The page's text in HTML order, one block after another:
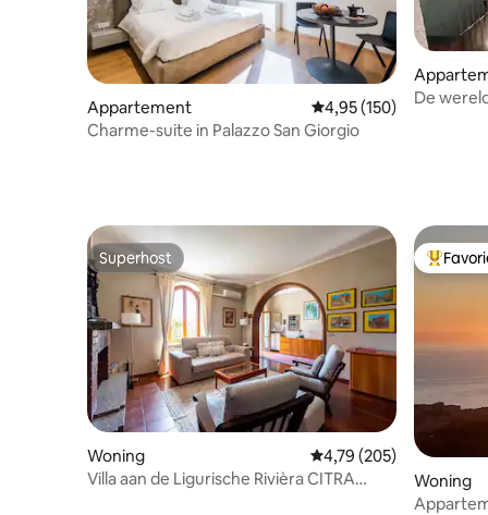
Appartement Gemiddelde
4,95 (150)
Charme-suite in Palazzo San Giorgio
De
Superhost
Superhost
Woning Gemiddelde
4,79 (205)
Villa aan de Ligurische Rivièra CITRA
Woning